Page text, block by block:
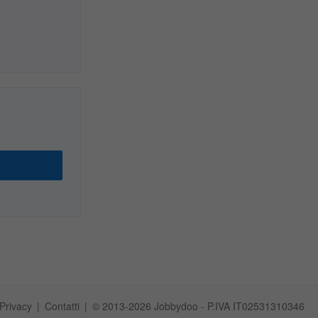
Contatti © 2013-2026 Jobbydoo - P.IVA IT02531310346